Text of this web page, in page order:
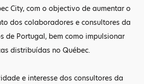
City, com o objectivo de aumentar o
dos colaboradores e consultores da
de Portugal, bem como impulsionar
distribuídas no Québec.
e interesse dos consultores da